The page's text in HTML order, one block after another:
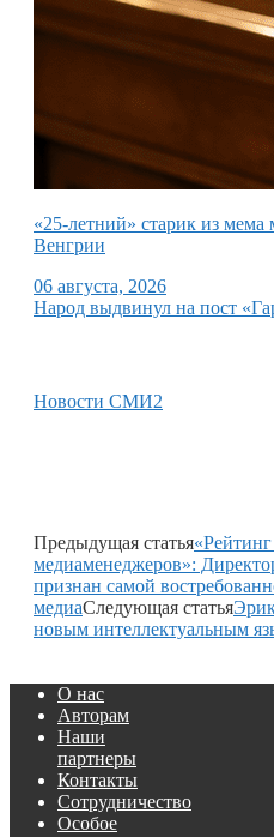
«25-летний» старик из мема
Венгрии
06 августа, 2026
Народ выдвинул на пост
Новости СМИ2
Предыдущая статья
медиаменеджеров»:
признан самой
медиаСледующая статья
новым интеллектуальным
О нас
Авторам
Наши
партнеры
Контакты
Сотрудничество
Особое